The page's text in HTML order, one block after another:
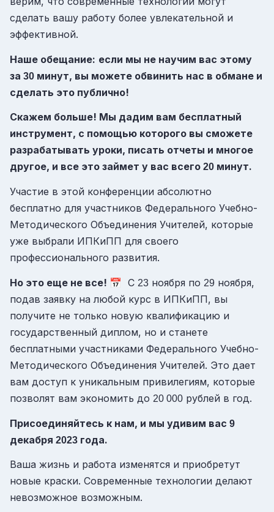
сделать вашу работу более увлекательной и
эффективной.
Наше обещание: если мы не научим вас этому
за 30 минут, вы можете обвинить нас в обмане и
сделать это публично!
Скажем больше! Мы дадим вам бесплатный
инструмент, с помощью которого вы сможете
разрабатывать уроки, писать отчеты и многое
другое, и все это займет у вас всего 20 минут.
Участие в этой конференции абсолютно
бесплатно для участников Федерального Учебно-
Методического Объединения Учителей, которые
уже выбрали ИПКиПП для своего
профессионального развития.
Но это еще не все! 📅 С 23 ноября по 29 ноября,
подав заявку на любой курс в ИПКиПП, вы
получите не только новую квалификацию и
государственный диплом, но и станете
бесплатными участниками Федерального Учебно-
Методического Объединения Учителей. Это дает
вам доступ к уникальным привилегиям, которые
позволят вам экономить до 20 000 рублей в год.
Присоединяйтесь к нам, и мы удивим вас 9
декабря 2023 года.
Ваша жизнь и работа изменятся и приобретут
новые краски. Современные технологии делают
невозможное возможным.